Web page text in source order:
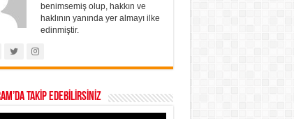
benimsemiş olup, hakkın ve
haklının yanında yer almayı ilke
edinmiştir.
TAKİP EDEBİLİRSİNİZ